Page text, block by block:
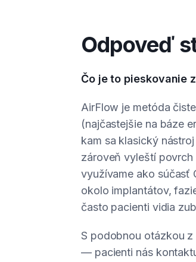
Odpoveď
Čo je to pieskovanie
AirFlow je metóda
(najčastejšie na báze
kam sa klasický
zároveň vyleští
využívame ako súčasť
okolo implantátov,
často pacienti vidia
S podobnou otázkou z
— pacienti nás